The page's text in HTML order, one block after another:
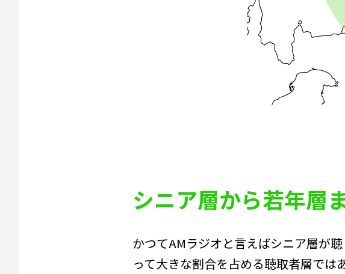
シニア層から若年層
かつてAMラジオと言えばシニア層が
って大きな割合を占める聴取者層で